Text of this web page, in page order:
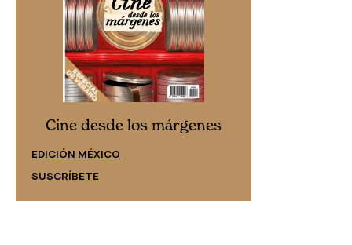
Cine desde los márgenes
EDICIÓN MÉXICO
SUSCRÍBETE